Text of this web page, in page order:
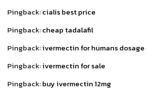
Pingback:cialis best price
Pingback:cheap tadalafil
Pingback:ivermectin for humans dosage
Pingback:ivermectin for sale
Pingback:buy ivermectin 12mg